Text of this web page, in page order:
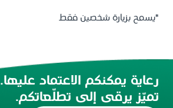
*يسمح بزيارة شخصين فقط
رعاية يمكنكم الاعتماد عليها.
تميّز يرقى إلى تطلّعاتكم.